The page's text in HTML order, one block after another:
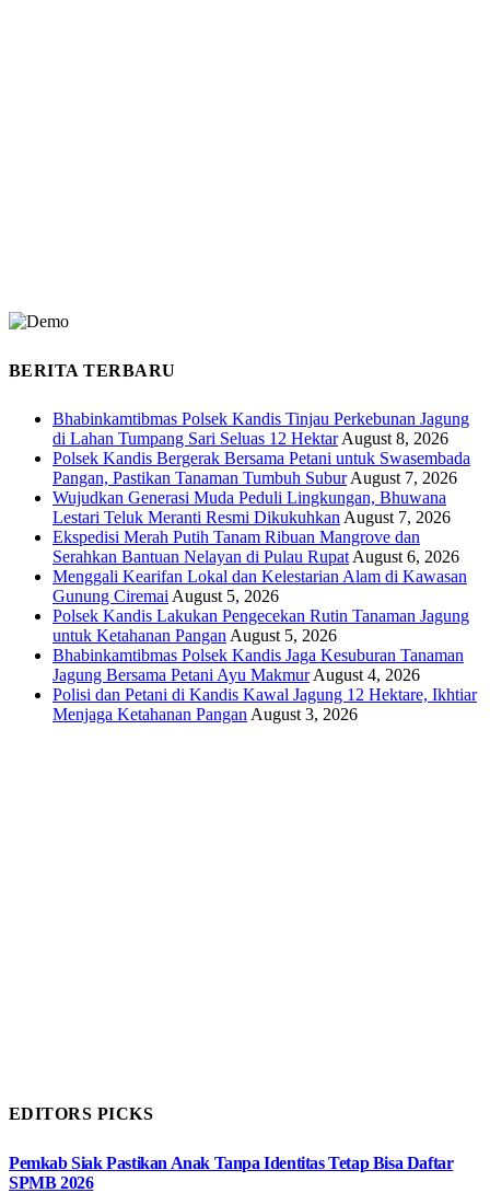
BERITA TERBARU
Bhabinkamtibmas Polsek Kandis Tinjau Perkebunan Jagung
di Lahan Tumpang Sari Seluas 12 Hektar August 8, 2026
Polsek Kandis Bergerak Bersama Petani untuk Swasembada
Pangan, Pastikan Tanaman Tumbuh Subur August 7, 2026
Wujudkan Generasi Muda Peduli Lingkungan, Bhuwana
Lestari Teluk Meranti Resmi Dikukuhkan August 7, 2026
Ekspedisi Merah Putih Tanam Ribuan Mangrove dan
Serahkan Bantuan Nelayan di Pulau Rupat August 6, 2026
Menggali Kearifan Lokal dan Kelestarian Alam di Kawasan
Gunung Ciremai August 5, 2026
Polsek Kandis Lakukan Pengecekan Rutin Tanaman Jagung
untuk Ketahanan Pangan August 5, 2026
Bhabinkamtibmas Polsek Kandis Jaga Kesuburan Tanaman
Jagung Bersama Petani Ayu Makmur August 4, 2026
Polisi dan Petani di Kandis Kawal Jagung 12 Hektare, Ikhtiar
Menjaga Ketahanan Pangan August 3, 2026
EDITORS PICKS
Pemkab Siak Pastikan Anak Tanpa Identitas Tetap Bisa Daftar
SPMB 2026